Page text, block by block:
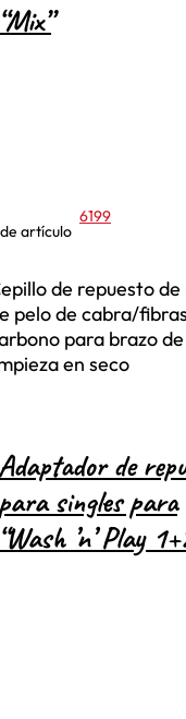
“Mix”
de artículo
6199
de repuesto de
pelo de cabra/
para brazo de
en seco
Adaptador de
para singles para
“Wash ’n’ Play